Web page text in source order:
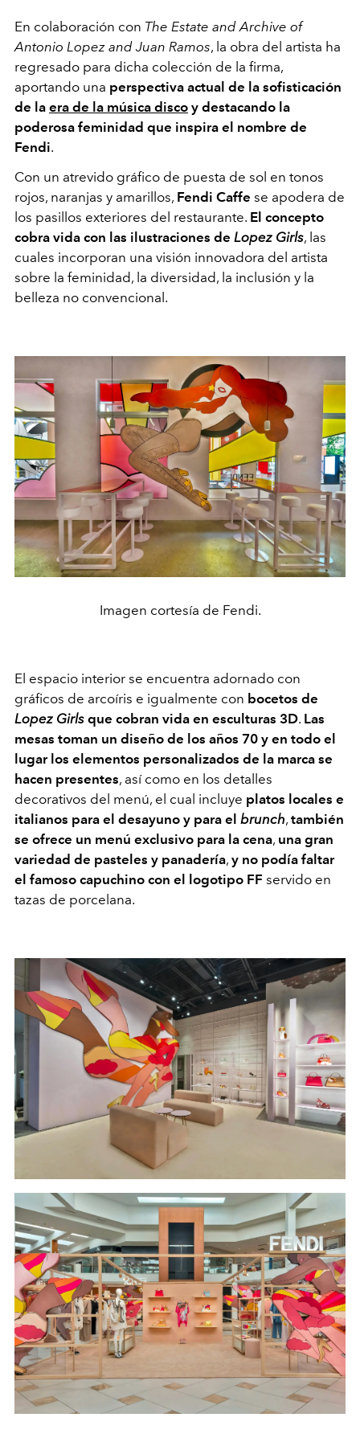
En colaboración con The Estate and Archive of
Antonio Lopez and Juan Ramos, la obra del artista ha
regresado para dicha colección de la firma,
aportando una perspectiva actual de la sofisticación
de la era de la música disco y destacando la
poderosa feminidad que inspira el nombre de
Fendi.
Con un atrevido gráfico de puesta de sol en tonos
rojos, naranjas y amarillos, Fendi Caffe se apodera de
los pasillos exteriores del restaurante. El concepto
cobra vida con las ilustraciones de Lopez Girls, las
cuales incorporan una visión innovadora del artista
sobre la feminidad, la diversidad, la inclusión y la
belleza no convencional.
Imagen cortesía de Fendi.
El espacio interior se encuentra adornado con
gráficos de arcoíris e igualmente con bocetos de
Lopez Girls que cobran vida en esculturas 3D. Las
mesas toman un diseño de los años 70 y en todo el
lugar los elementos personalizados de la marca se
hacen presentes, así como en los detalles
decorativos del menú, el cual incluye platos locales e
italianos para el desayuno y para el brunch, también
se ofrece un menú exclusivo para la cena, una gran
variedad de pasteles y panadería, y no podía faltar
el famoso capuchino con el logotipo FF servido en
tazas de porcelana.